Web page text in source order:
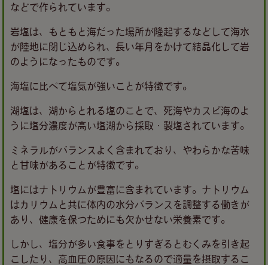
などで作られています。
岩塩は、もともと海だった場所が隆起するなどして海水
が陸地に閉じ込められ、長い年月をかけて結晶化して岩
のようになったものです。
海塩に比べて塩気が強いことが特徴です。
湖塩は、湖からとれる塩のことで、死海やカスピ海のよ
うに塩分濃度が高い塩湖から採取・製塩されています。
ミネラルがバランスよく含まれており、やわらかな苦味
と甘味があることが特徴です。
塩にはナトリウムが豊富に含まれています。ナトリウム
はカリウムと共に体内の水分バランスを調整する働きが
あり、健康を保つためにも欠かせない栄養素です。
しかし、塩分が多い食事をとりすぎるとむくみを引き起
こしたり、高血圧の原因にもなるので適量を摂取するこ